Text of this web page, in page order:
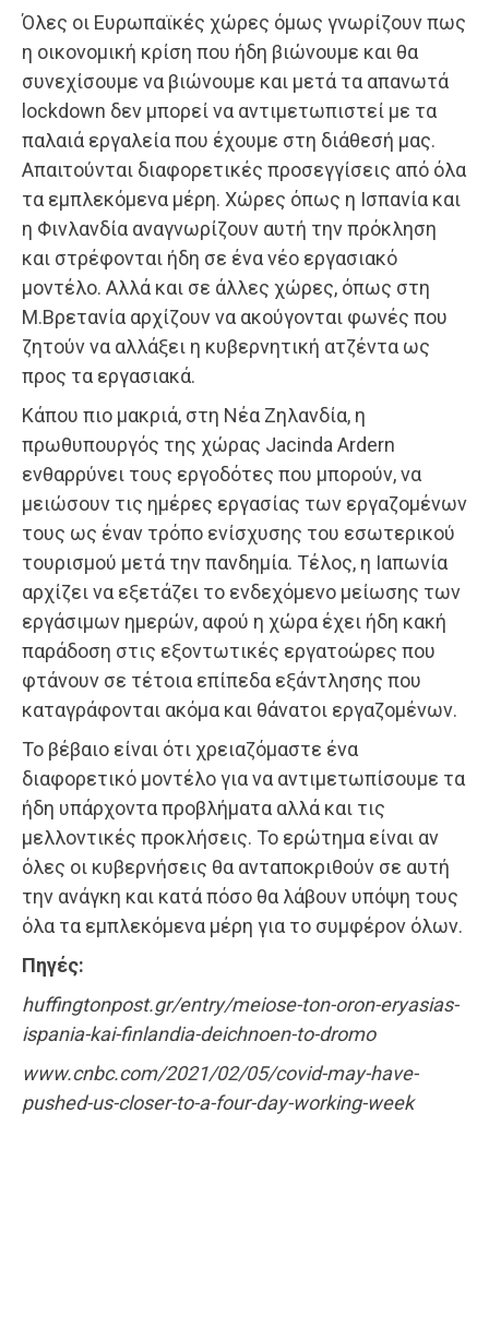
Όλες οι Ευρωπαϊκές χώρες όμως γνωρίζουν πως
η οικονομική κρίση που ήδη βιώνουμε και θα
συνεχίσουμε να βιώνουμε και μετά τα απανωτά
lockdown δεν μπορεί να αντιμετωπιστεί με τα
παλαιά εργαλεία που έχουμε στη διάθεσή μας.
Απαιτούνται διαφορετικές προσεγγίσεις από όλα
τα εμπλεκόμενα μέρη. Χώρες όπως η Ισπανία και
η Φινλανδία αναγνωρίζουν αυτή την πρόκληση
και στρέφονται ήδη σε ένα νέο εργασιακό
μοντέλο. Αλλά και σε άλλες χώρες, όπως στη
Μ.Βρετανία αρχίζουν να ακούγονται φωνές που
ζητούν να αλλάξει η κυβερνητική ατζέντα ως
προς τα εργασιακά.
Κάπου πιο μακριά, στη Νέα Ζηλανδία, η
πρωθυπουργός της χώρας Jacinda Ardern
ενθαρρύνει τους εργοδότες που μπορούν, να
μειώσουν τις ημέρες εργασίας των εργαζομένων
τους ως έναν τρόπο ενίσχυσης του εσωτερικού
τουρισμού μετά την πανδημία. Τέλος, η Ιαπωνία
αρχίζει να εξετάζει το ενδεχόμενο μείωσης των
εργάσιμων ημερών, αφού η χώρα έχει ήδη κακή
παράδοση στις εξοντωτικές εργατοώρες που
φτάνουν σε τέτοια επίπεδα εξάντλησης που
καταγράφονται ακόμα και θάνατοι εργαζομένων.
Το βέβαιο είναι ότι χρειαζόμαστε ένα
διαφορετικό μοντέλο για να αντιμετωπίσουμε τα
ήδη υπάρχοντα προβλήματα αλλά και τις
μελλοντικές προκλήσεις. Το ερώτημα είναι αν
όλες οι κυβερνήσεις θα ανταποκριθούν σε αυτή
την ανάγκη και κατά πόσο θα λάβουν υπόψη τους
όλα τα εμπλεκόμενα μέρη για το συμφέρον όλων.
Πηγές:
huffingtonpost.gr/entry/meiose-ton-oron-eryasias-
ispania-kai-finlandia-deichnoen-to-dromo
www.cnbc.com/2021/02/05/covid-may-have-
pushed-us-closer-to-a-four-day-working-week